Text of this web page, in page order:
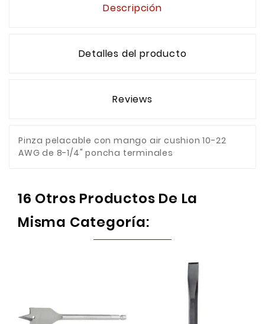
Descripción
Detalles del producto
Reviews
Pinza pelacable con mango air cushion 10-22
AWG de 8-1/4" poncha terminales
16 Otros Productos De La
Misma Categoría: